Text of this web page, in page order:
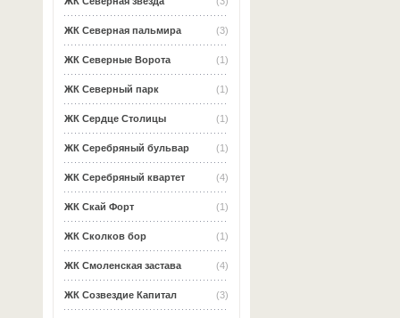
(3)
ЖК Северная пальмира
(1)
ЖК Северные Ворота
(1)
ЖК Северный парк
(1)
ЖК Сердце Столицы
(1)
ЖК Серебряный бульвар
(4)
ЖК Серебряный квартет
(1)
ЖК Скай Форт
(1)
ЖК Сколков бор
(4)
ЖК Смоленская застава
(3)
ЖК Созвездие Капитал